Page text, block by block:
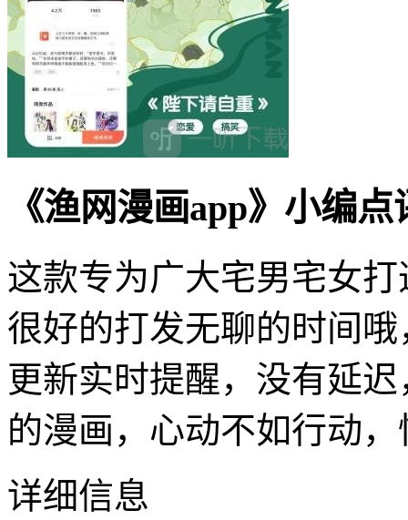
《渔网漫画app》小编点
这款专为广大宅男宅女
很好的打发无聊的时间
更新实时提醒，没有延
的漫画，心动不如行动
详细信息